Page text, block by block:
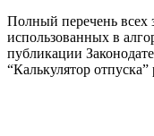
Полный перечень всех
использованных в
публикации
“Калькулятор